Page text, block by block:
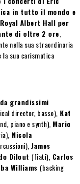
in tutto il mondo e
Albert Hall per
di oltre 2 ore
nella sua straordinaria
la sua carismatica
grandissimi
director, basso), Kat
piano e synth), Mario
Nicola
James
Dilout (fiati), Carlos
Williams (backing